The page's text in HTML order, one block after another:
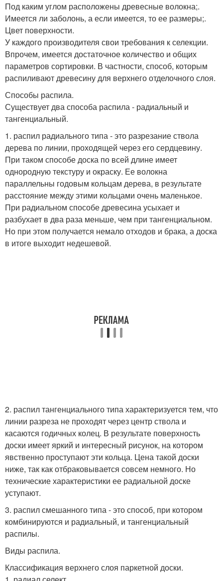
Под каким углом расположены древесные волокна;.
Имеется ли заболонь, а если имеется, то ее размеры;.
Цвет поверхности.
У каждого производителя свои требования к селекции.
Впрочем, имеется достаточное количество и общих
параметров сортировки. В частности, способ, которым
распиливают древесину для верхнего отделочного слоя.
Способы распила.
Существует два способа распила - радиальный и
тангенциальный.
1. распил радиального типа - это разрезание ствола
дерева по линии, проходящей через его сердцевину.
При таком способе доска по всей длине имеет
однородную текстуру и окраску. Ее волокна
параллельны годовым кольцам дерева, в результате
расстояние между этими кольцами очень маленькое.
При радиальном способе древесина усыхает и
разбухает в два раза меньше, чем при тангенциальном.
Но при этом получается немало отходов и брака, а доска
в итоге выходит недешевой.
2. распил тангенциального типа характеризуется тем, что
линии разреза не проходят через центр ствола и
касаются годичных колец. В результате поверхность
доски имеет яркий и интересный рисунок, на котором
явственно проступают эти кольца. Цена такой доски
ниже, так как отбраковывается совсем немного. Но
технические характеристики ее радиальной доске
уступают.
3. распил смешанного типа - это способ, при котором
комбинируются и радиальный, и тангенциальный
распилы.
Виды распила.
Классификация верхнего слоя паркетной доски.